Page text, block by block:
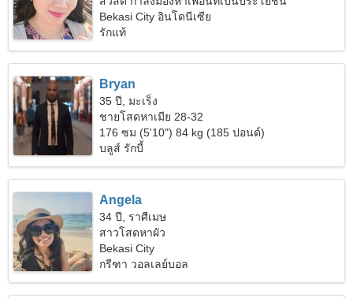
Bekasi City อินโดนีเซีย
รักแท้
Bryan
35 ปี, มะเร็ง
ชายโสดหาเมีย 28-32
176 ซม (5'10") 84 kg (185 ปอนด์)
บลูส์ รักบี้
Angela
34 ปี, ราศีเมษ
สาวโสดหาผัว
Bekasi City
กรีฑา วอลเลย์บอล